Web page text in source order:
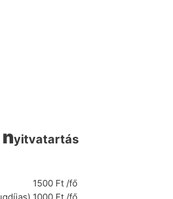
yitvatartás
1500 Ft /fő